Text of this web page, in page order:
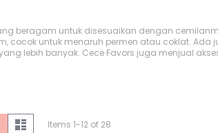
beragam untuk disesuaikan dengan
cocok untuk menaruh permen atau coklat.
lebih banyak. Cece Favors juga menjual
View
as
Grid List Items 1-12 of 28